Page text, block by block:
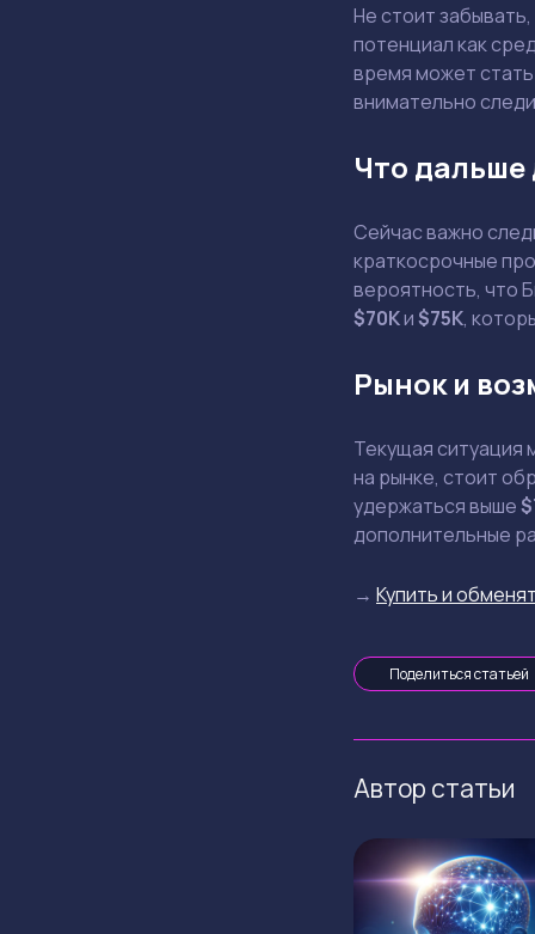
Не стоит
потенциал как
время может
внимательно
Что дальше
Сейчас важно
краткосрочные
вероятность, что
$70Kи$75K,
Рынок и
Текущая ситуация
на рынке, стоит
удержаться выше
дополнительные
→ Купить и
Поделиться статьей
Автор статьи